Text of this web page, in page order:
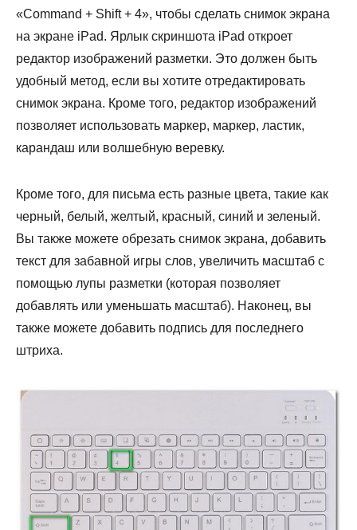
«Command + Shift + 4», чтобы сделать снимок экрана
на экране iPad. Ярлык скриншота iPad откроет
редактор изображений разметки. Это должен быть
удобный метод, если вы хотите отредактировать
снимок экрана. Кроме того, редактор изображений
позволяет использовать маркер, маркер, ластик,
карандаш или волшебную веревку.
Кроме того, для письма есть разные цвета, такие как
черный, белый, желтый, красный, синий и зеленый.
Вы также можете обрезать снимок экрана, добавить
текст для забавной игры слов, увеличить масштаб с
помощью лупы разметки (которая позволяет
добавлять или уменьшать масштаб). Наконец, вы
также можете добавить подпись для последнего
штриха.